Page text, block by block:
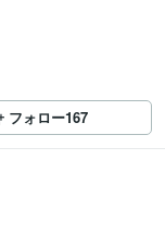
フォロー167